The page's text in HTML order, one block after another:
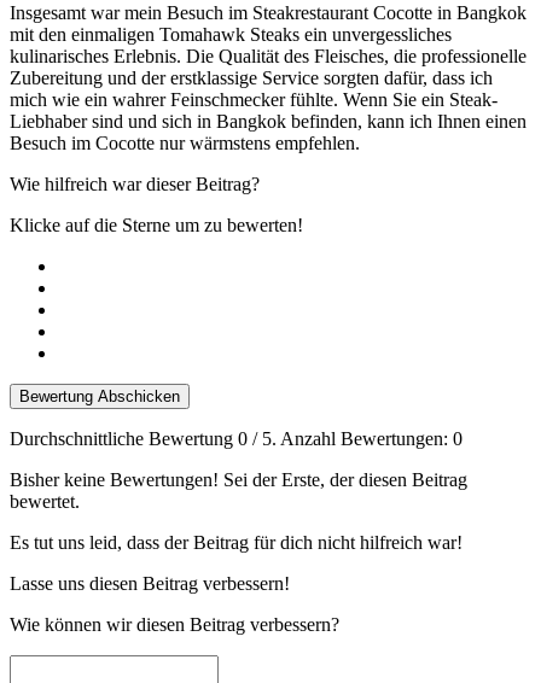
Insgesamt war mein Besuch im Steakrestaurant Cocotte in Bangkok
mit den einmaligen Tomahawk Steaks ein unvergessliches
kulinarisches Erlebnis. Die Qualität des Fleisches, die professionelle
Zubereitung und der erstklassige Service sorgten dafür, dass ich
mich wie ein wahrer Feinschmecker fühlte. Wenn Sie ein Steak-
Liebhaber sind und sich in Bangkok befinden, kann ich Ihnen einen
Besuch im Cocotte nur wärmstens empfehlen.
Wie hilfreich war dieser Beitrag?
Klicke auf die Sterne um zu bewerten!
Bewertung Abschicken
Durchschnittliche Bewertung 0 / 5. Anzahl Bewertungen: 0
Bisher keine Bewertungen! Sei der Erste, der diesen Beitrag
bewertet.
Es tut uns leid, dass der Beitrag für dich nicht hilfreich war!
Lasse uns diesen Beitrag verbessern!
Wie können wir diesen Beitrag verbessern?